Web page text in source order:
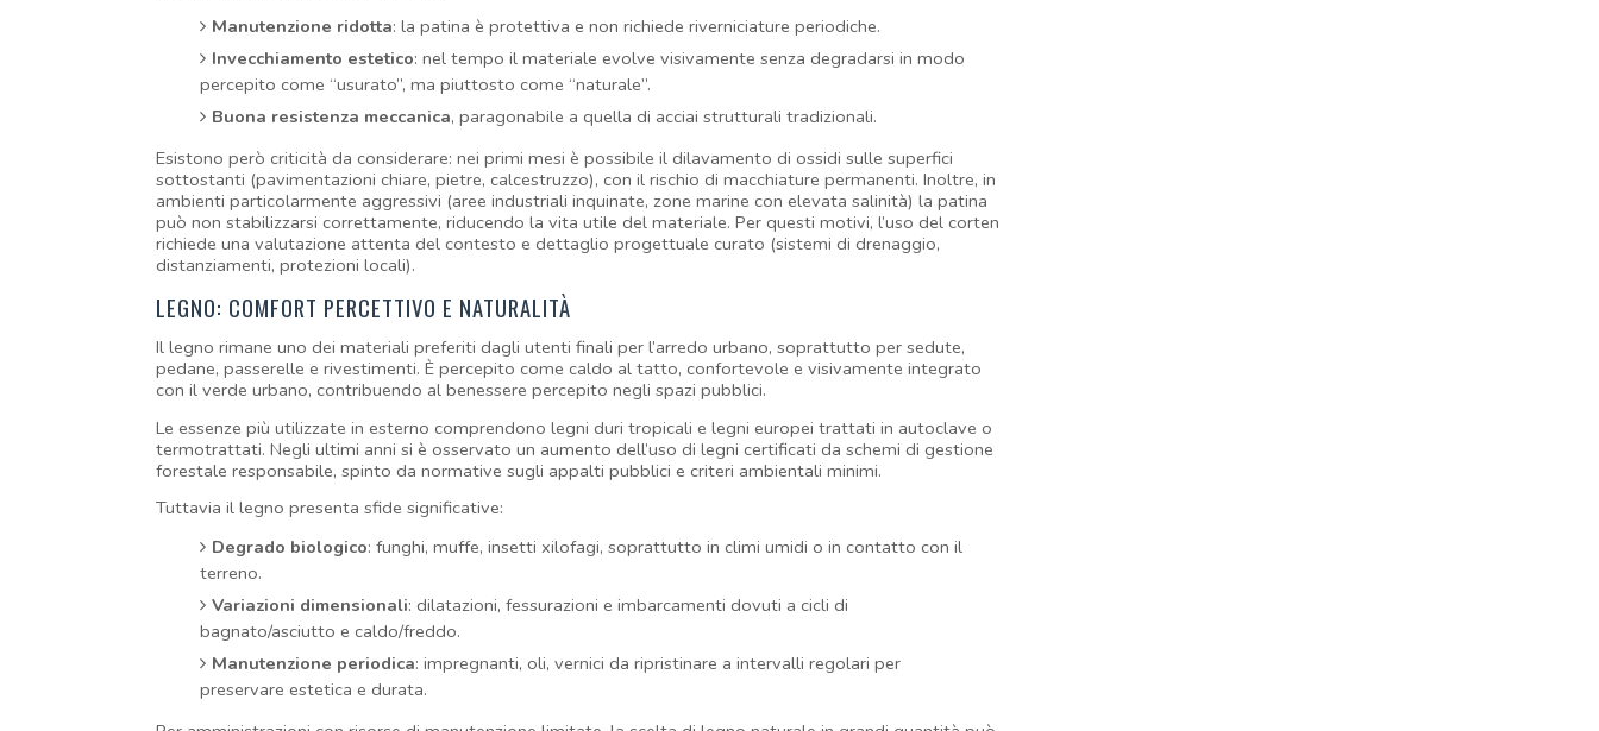
Manutenzione ridotta: la patina è protettiva e non richiede riverniciature periodiche.
Invecchiamento estetico: nel tempo il materiale evolve visivamente senza degradarsi in modo
percepito come “usurato”, ma piuttosto come “naturale”.
Buona resistenza meccanica, paragonabile a quella di acciai strutturali tradizionali.
Esistono però criticità da considerare: nei primi mesi è possibile il dilavamento di ossidi sulle superfici
sottostanti (pavimentazioni chiare, pietre, calcestruzzo), con il rischio di macchiature permanenti. Inoltre, in
ambienti particolarmente aggressivi (aree industriali inquinate, zone marine con elevata salinità) la patina
può non stabilizzarsi correttamente, riducendo la vita utile del materiale. Per questi motivi, l’uso del corten
richiede una valutazione attenta del contesto e dettaglio progettuale curato (sistemi di drenaggio,
distanziamenti, protezioni locali).
LEGNO: COMFORT PERCETTIVO E NATURALITÀ
Il legno rimane uno dei materiali preferiti dagli utenti finali per l’arredo urbano, soprattutto per sedute,
pedane, passerelle e rivestimenti. È percepito come caldo al tatto, confortevole e visivamente integrato
con il verde urbano, contribuendo al benessere percepito negli spazi pubblici.
Le essenze più utilizzate in esterno comprendono legni duri tropicali e legni europei trattati in autoclave o
termotrattati. Negli ultimi anni si è osservato un aumento dell’uso di legni certificati da schemi di gestione
forestale responsabile, spinto da normative sugli appalti pubblici e criteri ambientali minimi.
Tuttavia il legno presenta sfide significative:
Degrado biologico: funghi, muffe, insetti xilofagi, soprattutto in climi umidi o in contatto con il
terreno.
Variazioni dimensionali: dilatazioni, fessurazioni e imbarcamenti dovuti a cicli di
bagnato/asciutto e caldo/freddo.
Manutenzione periodica: impregnanti, oli, vernici da ripristinare a intervalli regolari per
preservare estetica e durata.